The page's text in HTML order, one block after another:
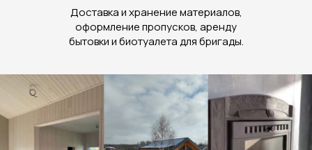
Доставка и хранение материалов,
оформление пропусков, аренду
бытовки и биотуалета для бригады.